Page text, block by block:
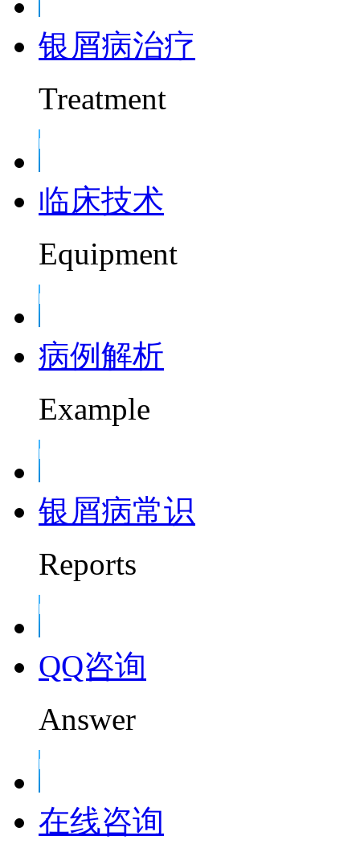
银屑病治疗
Treatment
临床技术
Equipment
病例解析
Example
银屑病常识
Reports
QQ咨询
Answer
在线咨询